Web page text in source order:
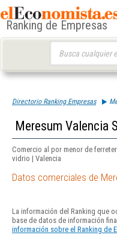
Ranking de Empresas
Directorio Ranking Empresas
Meresum Valencia
Comercio al por menor de
vidrio | Valencia
Datos comerciales de
La información del Ranking que
base de datos de información
información sobre el Ranking de